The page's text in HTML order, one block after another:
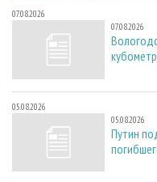
07.08.2026
07.08.2026
05.08.2026
05.08.2026
Путин